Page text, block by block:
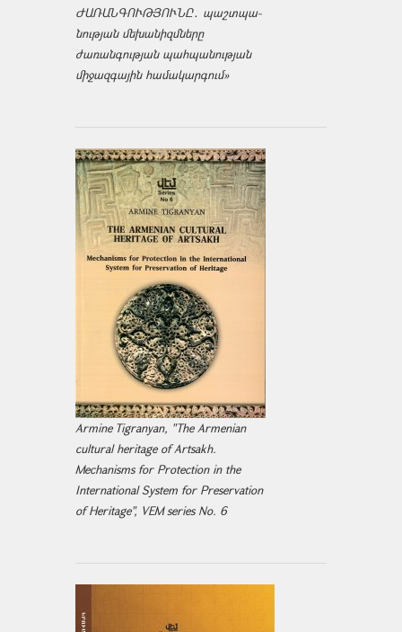
ԺԱՌԱՆԳՈՒԹՅՈՒՆԸ․ պաշտպա­
նության մեխանիզմները
ժառանգության պահպանության
միջազ­գային համակարգում»
Armine Tigranyan, "The Armenian
cultural heritage of Artsakh.
Mechanisms for Protection in the
International System for Preservation
of Heritage", VEM series No. 6